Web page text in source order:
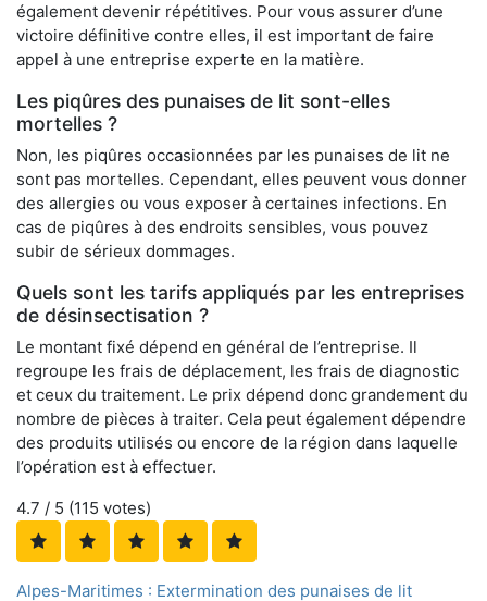
également devenir répétitives. Pour vous assurer d’une
victoire définitive contre elles, il est important de faire
appel à une entreprise experte en la matière.
Les piqûres des punaises de lit sont-elles
mortelles ?
Non, les piqûres occasionnées par les punaises de lit ne
sont pas mortelles. Cependant, elles peuvent vous donner
des allergies ou vous exposer à certaines infections. En
cas de piqûres à des endroits sensibles, vous pouvez
subir de sérieux dommages.
Quels sont les tarifs appliqués par les entreprises
de désinsectisation ?
Le montant fixé dépend en général de l’entreprise. Il
regroupe les frais de déplacement, les frais de diagnostic
et ceux du traitement. Le prix dépend donc grandement du
nombre de pièces à traiter. Cela peut également dépendre
des produits utilisés ou encore de la région dans laquelle
l’opération est à effectuer.
4.7 / 5 (115 votes)
Alpes-Maritimes : Extermination des punaises de lit